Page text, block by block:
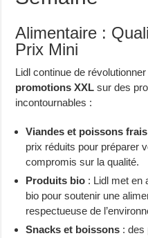
Alimentaire :
Prix Mini
Lidl continue de
promotions XXL sur des
incontournables :
Viandes et poissons frais
prix réduits pour préparer
compromis sur la qualité.
Produits bio : Lidl met en
bio pour soutenir une
respectueuse de
Snacks et boissons : des